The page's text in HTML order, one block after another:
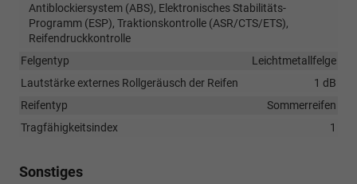
Antiblockiersystem (ABS), Elektronisches Stabilitäts-
Programm (ESP), Traktionskontrolle (ASR/CTS/ETS),
Reifendruckkontrolle
Felgentyp
Leichtmetallfelge
Lautstärke externes Rollgeräusch der Reifen
1 dB
Reifentyp
Sommerreifen
Tragfähigkeitsindex
1
Sonstiges